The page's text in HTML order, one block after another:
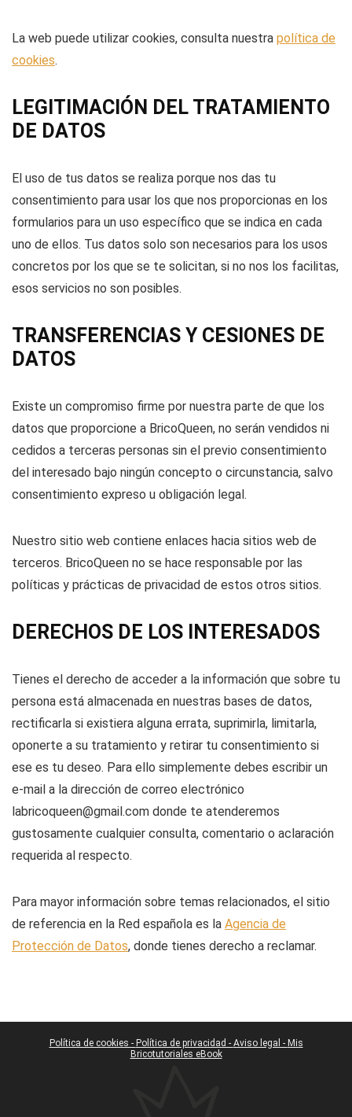
La web puede utilizar cookies, consulta nuestra política de
cookies.
LEGITIMACIÓN DEL TRATAMIENTO
DE DATOS
El uso de tus datos se realiza porque nos das tu
consentimiento para usar los que nos proporcionas en los
formularios para un uso específico que se indica en cada
uno de ellos. Tus datos solo son necesarios para los usos
concretos por los que se te solicitan, si no nos los facilitas,
esos servicios no son posibles.
TRANSFERENCIAS Y CESIONES DE
DATOS
Existe un compromiso firme por nuestra parte de que los
datos que proporcione a BricoQueen, no serán vendidos ni
cedidos a terceras personas sin el previo consentimiento
del interesado bajo ningún concepto o circunstancia, salvo
consentimiento expreso u obligación legal.
Nuestro sitio web contiene enlaces hacia sitios web de
terceros. BricoQueen no se hace responsable por las
políticas y prácticas de privacidad de estos otros sitios.
DERECHOS DE LOS INTERESADOS
Tienes el derecho de acceder a la información que sobre tu
persona está almacenada en nuestras bases de datos,
rectificarla si existiera alguna errata, suprimirla, limitarla,
oponerte a su tratamiento y retirar tu consentimiento si
ese es tu deseo. Para ello simplemente debes escribir un
e-mail a la dirección de correo electrónico
labricoqueen@gmail.com donde te atenderemos
gustosamente cualquier consulta, comentario o aclaración
requerida al respecto.
Para mayor información sobre temas relacionados, el sitio
de referencia en la Red española es la Agencia de
Protección de Datos, donde tienes derecho a reclamar.
Política de cookies - Política de privacidad - Aviso legal - Mis
Bricotutoriales eBook